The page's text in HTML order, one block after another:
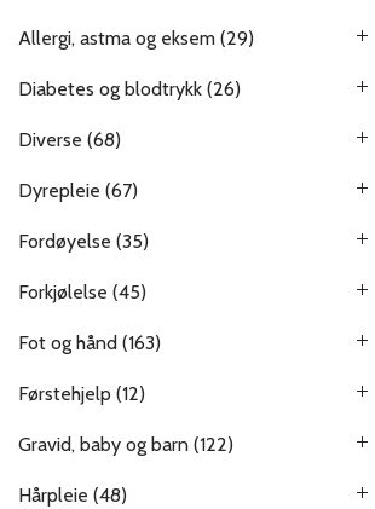
Allergi, astma og eksem (29)
Diabetes og blodtrykk (26)
Diverse (68)
Dyrepleie (67)
Fordøyelse (35)
Forkjølelse (45)
Fot og hånd (163)
Førstehjelp (12)
Gravid, baby og barn (122)
Hårpleie (48)